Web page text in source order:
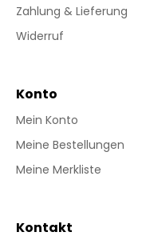
Zahlung & Lieferung
Widerruf
Konto
Mein Konto
Meine Bestellungen
Meine Merkliste
Kontakt